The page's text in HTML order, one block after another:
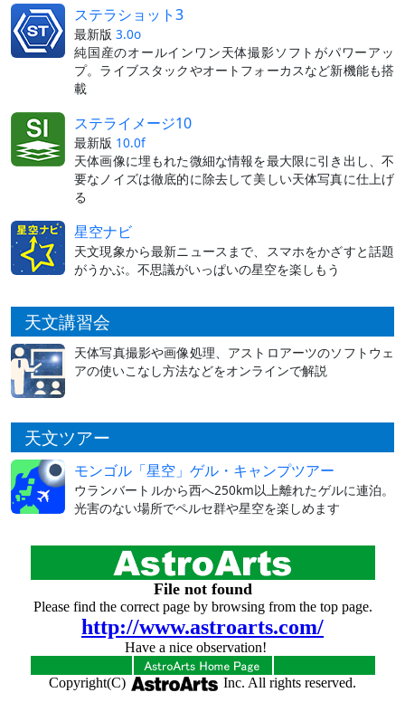
ステラショット3
最新版 3.0o
純国産のオールインワン天体撮影ソフトがパワーアッ
プ。ライブスタックやオートフォーカスなど新機能も搭
載
ステライメージ10
最新版 10.0f
天体画像に埋もれた微細な情報を最大限に引き出し、不
要なノイズは徹底的に除去して美しい天体写真に仕上げ
る
星空ナビ
天文現象から最新ニュースまで、スマホをかざすと話題
がうかぶ。不思議がいっぱいの星空を楽しもう
天文講習会
天体写真撮影や画像処理、アストロアーツのソフトウェ
アの使いこなし方法などをオンラインで解説
天文ツアー
モンゴル「星空」ゲル・キャンプツアー
ウランバートルから西へ250km以上離れたゲルに連泊。
光害のない場所でペルセ群や星空を楽しめます